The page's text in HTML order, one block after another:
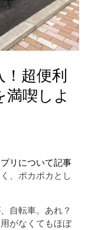
超便利
喫しよ
リについて記事
、ポカポカとし
自転車。あれ？
がなくてもほぼ